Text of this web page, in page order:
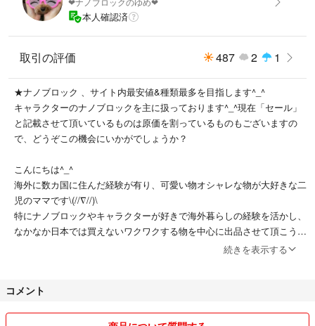
本人確認済
取引の評価 487 2 1
★ナノブロック 、サイト内最安値&種類最多を目指します^_^
キャラクターのナノブロックを主に扱っております^_^現在「セール」
と記載させて頂いているものは原価を割っているものもございますの
で、どうぞこの機会にいかがでしょうか？
こんにちは^_^
海外に数カ国に住んだ経験が有り、可愛い物オシャレな物が大好きな二
児のママです\(//∇//)\
特にナノブロックやキャラクターが好きで海外暮らしの経験を活かし、
なかなか日本では買えないワクワクする物を中心に出品させて頂こうと
複数ご購入頂ける場合は
続きを表示する
コメント